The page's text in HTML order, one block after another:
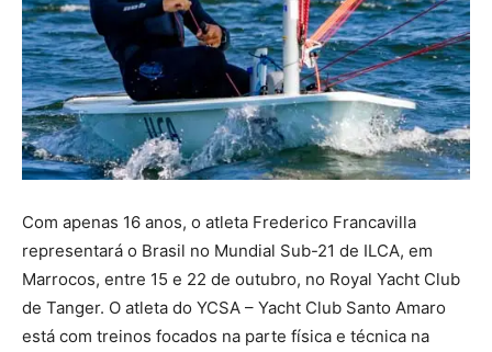
Com apenas 16 anos, o atleta Frederico Francavilla
representará o Brasil no Mundial Sub-21 de ILCA, em
Marrocos, entre 15 e 22 de outubro, no Royal Yacht Club
de Tanger. O atleta do YCSA – Yacht Club Santo Amaro
está com treinos focados na parte física e técnica na